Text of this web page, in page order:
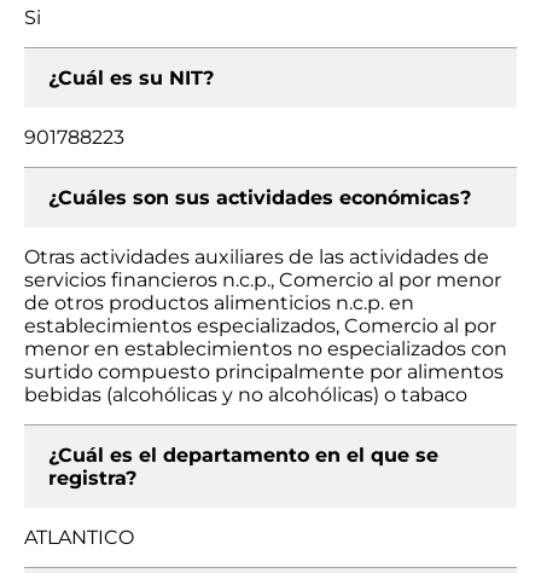
Si
¿Cuál es su NIT?
901788223
¿Cuáles son sus actividades económicas?
Otras actividades auxiliares de las actividades de
servicios financieros n.c.p., Comercio al por menor
de otros productos alimenticios n.c.p. en
establecimientos especializados, Comercio al por
menor en establecimientos no especializados con
surtido compuesto principalmente por alimentos
bebidas (alcohólicas y no alcohólicas) o tabaco
¿Cuál es el departamento en el que se
registra?
ATLANTICO